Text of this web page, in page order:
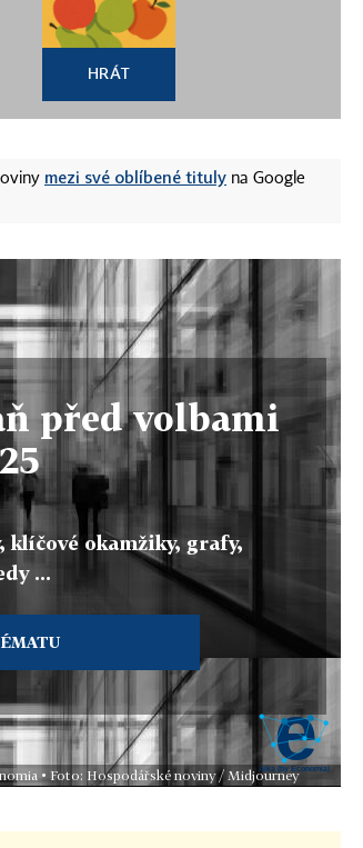
HRÁT
mezi své oblíbené tituly na Google
před volbami
klíčové okamžiky, grafy,
...
• Foto: Hospodářské noviny / Midjourney